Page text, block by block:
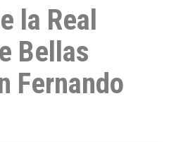
la Real
Bellas
Fernando